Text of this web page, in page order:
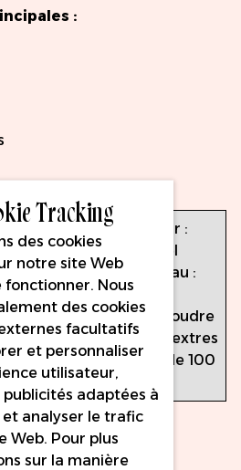
:
:
Couleur :
Naturel
Matériau :
Latex
Sans poudre
Ambidextres
Boîte de 100
Tracking
des cookies
notre site Web
fonctionner. Nous
des cookies
facultatifs
et personnaliser
utilisateur,
adaptées à
analyser le trafic
Web. Pour plus
sur la manière